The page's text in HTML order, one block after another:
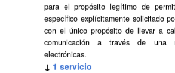
Aprobación Definitiva...
Aprobación Definitiva...
Aprobación Definitiva...
para el propósito legítimo de
específico explícitamente solicitado
con el único propósito de llevar a
comunicación a través de una
electrónicas.
↓ 1 servicio